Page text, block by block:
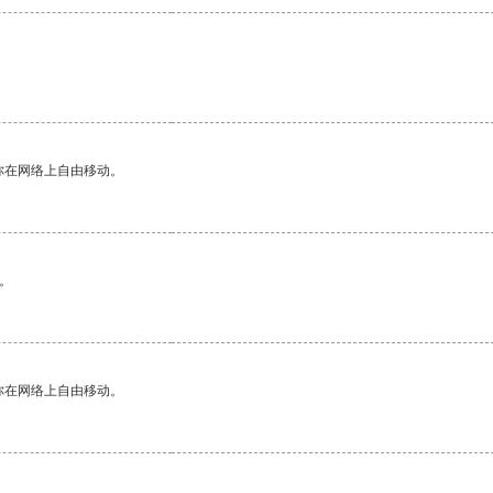
网络上自由移动。
网络上自由移动。